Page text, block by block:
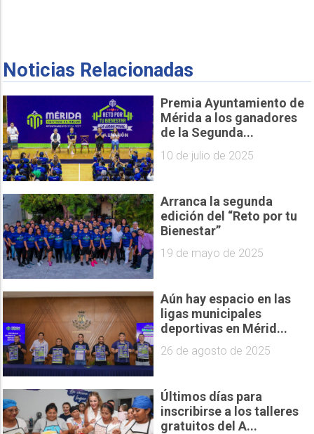
Noticias Relacionadas
Premia Ayuntamiento de
Mérida a los ganadores
de la Segunda...
10 de julio de 2025
Arranca la segunda
edición del “Reto por tu
Bienestar”
19 de mayo de 2025
Aún hay espacio en las
ligas municipales
deportivas en Mérid...
26 de agosto de 2025
Últimos días para
inscribirse a los talleres
gratuitos del A...